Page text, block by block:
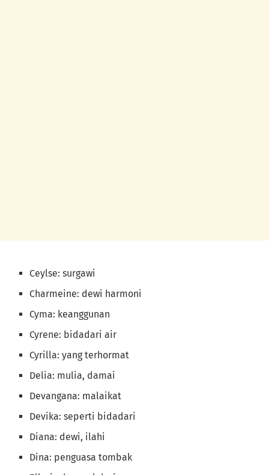
Ceylse: surgawi
Charmeine: dewi harmoni
Cyma: keanggunan
Cyrene: bidadari air
Cyrilla: yang terhormat
Delia: mulia, damai
Devangana: malaikat
Devika: seperti bidadari
Diana: dewi, ilahi
Dina: penguasa tombak